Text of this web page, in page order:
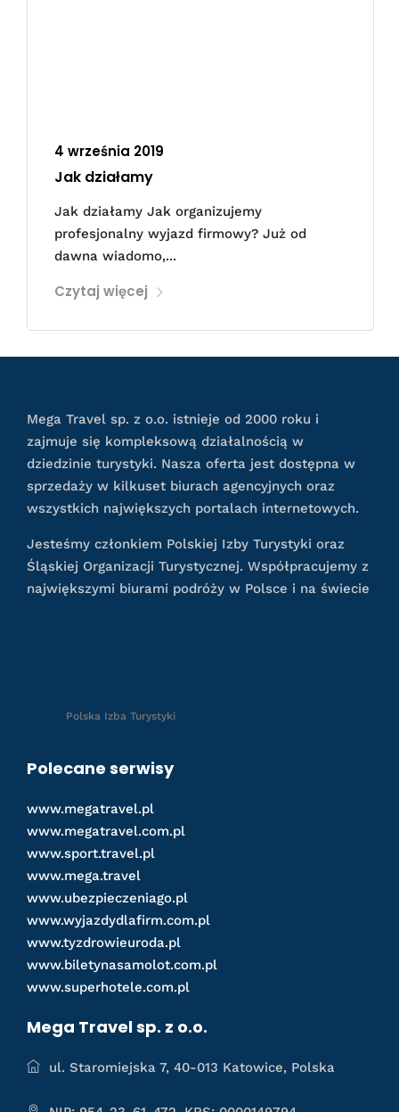
4 września 2019
Jak działamy
Jak działamy Jak organizujemy
profesjonalny wyjazd firmowy? Już od
dawna wiadomo,...
Czytaj więcej
Mega Travel sp. z o.o. istnieje od 2000 roku i
zajmuje się kompleksową działalnością w
dziedzinie turystyki. Nasza oferta jest dostępna w
sprzedaży w kilkuset biurach agencyjnych oraz
wszystkich największych portalach internetowych.
Jesteśmy członkiem Polskiej Izby Turystyki oraz
Śląskiej Organizacji Turystycznej. Współpracujemy z
największymi biurami podróży w Polsce i na świecie
Polska Izba Turystyki
Polecane serwisy
www.megatravel.pl
www.megatravel.com.pl
www.sport.travel.pl
www.mega.travel
www.ubezpieczeniago.pl
www.wyjazdydlafirm.com.pl
www.tyzdrowieuroda.pl
www.biletynasamolot.com.pl
www.superhotele.com.pl
Mega Travel sp. z o.o.
ul. Staromiejska 7, 40-013 Katowice, Polska